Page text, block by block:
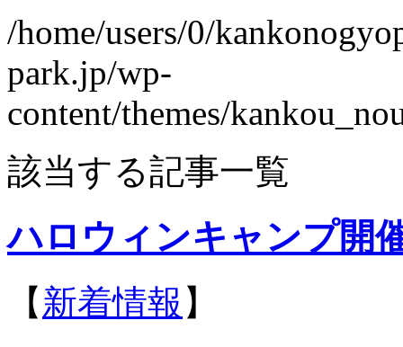
/home/users/0/
park.jp/wp-
content/themes/
該当する記事一覧
ハロウィンキャンプ
【 新着情報 】